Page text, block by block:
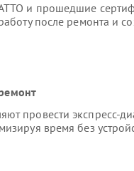
и прошедшие
после ремонта и
провести экспресс-
время без